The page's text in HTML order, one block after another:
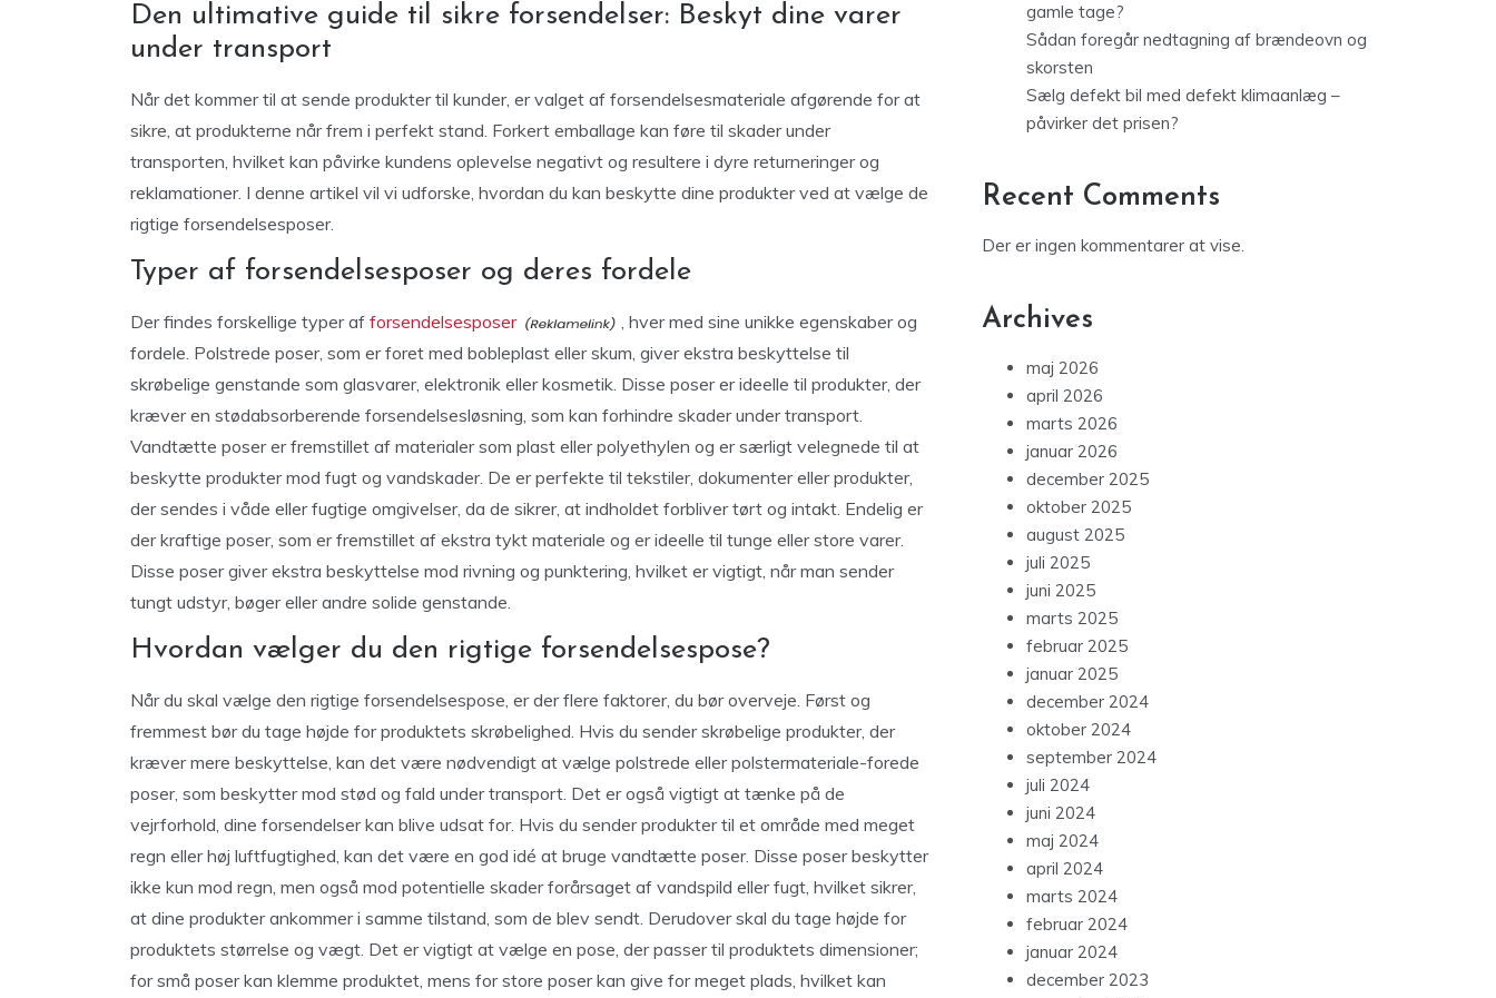
Den ultimative guide til sikre forsendelser: Beskyt dine varer
under transport
Når det kommer til at sende produkter til kunder, er valget af forsendelsesmateriale afgørende for at
sikre, at produkterne når frem i perfekt stand. Forkert emballage kan føre til skader under
transporten, hvilket kan påvirke kundens oplevelse negativt og resultere i dyre returneringer og
reklamationer. I denne artikel vil vi udforske, hvordan du kan beskytte dine produkter ved at vælge de
rigtige forsendelsesposer.
Typer af forsendelsesposer og deres fordele
Der findes forskellige typer af forsendelsesposer
, hver med sine unikke egenskaber og
fordele. Polstrede poser, som er foret med bobleplast eller skum, giver ekstra beskyttelse til
skrøbelige genstande som glasvarer, elektronik eller kosmetik. Disse poser er ideelle til produkter, der
kræver en stødabsorberende forsendelsesløsning, som kan forhindre skader under transport.
Vandtætte poser er fremstillet af materialer som plast eller polyethylen og er særligt velegnede til at
beskytte produkter mod fugt og vandskader. De er perfekte til tekstiler, dokumenter eller produkter,
der sendes i våde eller fugtige omgivelser, da de sikrer, at indholdet forbliver tørt og intakt. Endelig er
der kraftige poser, som er fremstillet af ekstra tykt materiale og er ideelle til tunge eller store varer.
Disse poser giver ekstra beskyttelse mod rivning og punktering, hvilket er vigtigt, når man sender
tungt udstyr, bøger eller andre solide genstande.
Hvordan vælger du den rigtige forsendelsespose?
Når du skal vælge den rigtige forsendelsespose, er der flere faktorer, du bør overveje. Først og
fremmest bør du tage højde for produktets skrøbelighed. Hvis du sender skrøbelige produkter, der
kræver mere beskyttelse, kan det være nødvendigt at vælge polstrede eller polstermateriale-forede
poser, som beskytter mod stød og fald under transport. Det er også vigtigt at tænke på de
vejrforhold, dine forsendelser kan blive udsat for. Hvis du sender produkter til et område med meget
regn eller høj luftfugtighed, kan det være en god idé at bruge vandtætte poser. Disse poser beskytter
ikke kun mod regn, men også mod potentielle skader forårsaget af vandspild eller fugt, hvilket sikrer,
at dine produkter ankommer i samme tilstand, som de blev sendt. Derudover skal du tage højde for
produktets størrelse og vægt. Det er vigtigt at vælge en pose, der passer til produktets dimensioner;
for små poser kan klemme produktet, mens for store poser kan give for meget plads, hvilket kan
gamle tage?
Sådan foregår nedtagning af brændeovn og
skorsten
Sælg defekt bil med defekt klimaanlæg –
påvirker det prisen?
Recent Comments
Der er ingen kommentarer at vise.
Archives
maj 2026
april 2026
marts 2026
januar 2026
december 2025
oktober 2025
august 2025
juli 2025
juni 2025
marts 2025
februar 2025
januar 2025
december 2024
oktober 2024
september 2024
juli 2024
juni 2024
maj 2024
april 2024
marts 2024
februar 2024
januar 2024
december 2023